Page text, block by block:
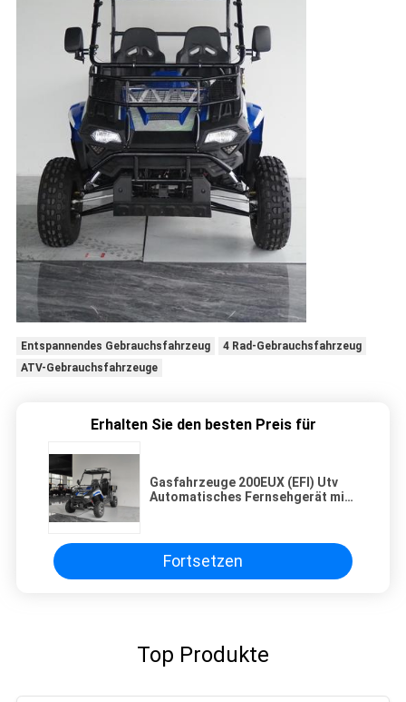
Entspannendes Gebrauchsfahrzeug
4 Rad-Gebrauchsfahrzeug
ATV-Gebrauchsfahrzeuge
Erhalten Sie den besten Preis für
Gasfahrzeuge 200EUX (EFI) Utv
Automatisches Fernsehgerät mit
Fortsetzen
Top Produkte